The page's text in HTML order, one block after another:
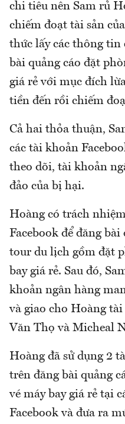
chi tiêu nên Sam rủ
chiếm đoạt tài sản
thức lấy các thông tin
bài quảng cáo đặt
giá rẻ với mục đích
tiền đến rồi chiếm
Cả hai thỏa thuận,
các tài khoản
theo dõi, tài khoản
đảo của bị hại.
Hoàng có trách
Facebook để đăng
tour du lịch gồm đặt
bay giá rẻ. Sau đó,
khoản ngân hàng
và giao cho Hoàng
Văn Thọ và Micheal
Hoàng đã sử dụng 2
trên đăng bài quảng
vé máy bay giá rẻ tại
Facebook và đưa ra